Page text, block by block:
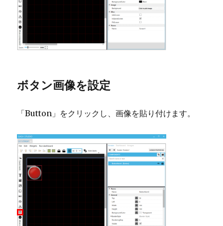
ボタン画像を設定
「Button」をクリックし、画像を貼り付けます。